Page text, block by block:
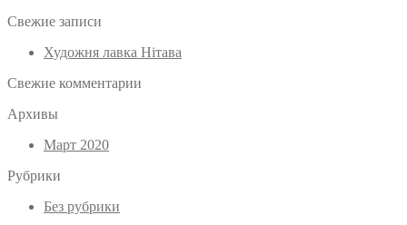
Свежие записи
Художня лавка Нітава
Свежие комментарии
Архивы
Март 2020
Рубрики
Без рубрики